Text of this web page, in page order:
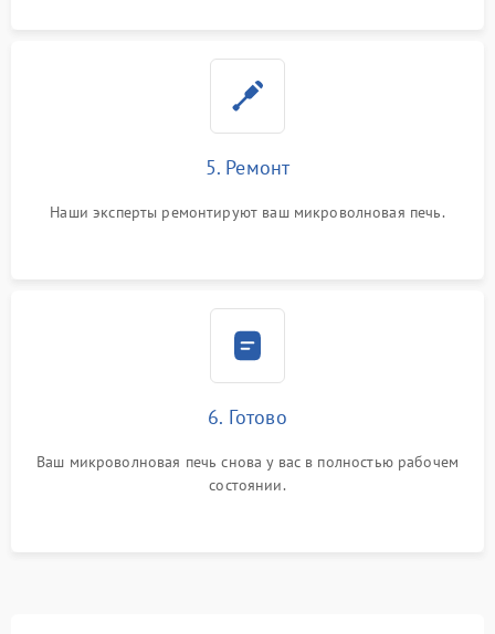
5. Ремонт
Наши эксперты ремонтируют ваш микроволновая печь.
6. Готово
Ваш микроволновая печь снова у вас в полностью рабочем
состоянии.